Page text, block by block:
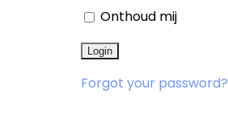
Onthoud mij
Forgot your password?